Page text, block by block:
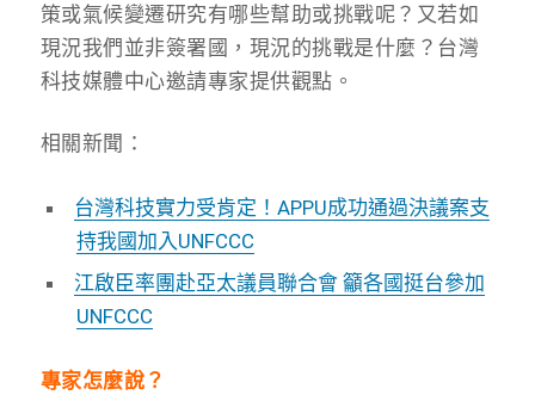
策或氣候變遷研究有哪些幫助或挑戰呢？又若如
現況我們並非簽署國，現況的挑戰是什麼？台灣
科技媒體中心邀請專家提供觀點。
相關新聞：
台灣科技實力受肯定！APPU成功通過決議案支
持我國加入UNFCCC
江啟臣率團赴亞太議員聯合會 籲各國挺台參加
UNFCCC
專家怎麼說？